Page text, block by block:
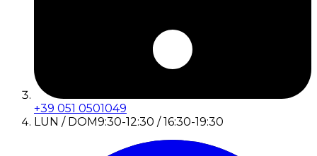
+39 051 0501049
LUN / DOM9:30-12:30 / 16:30-19:30